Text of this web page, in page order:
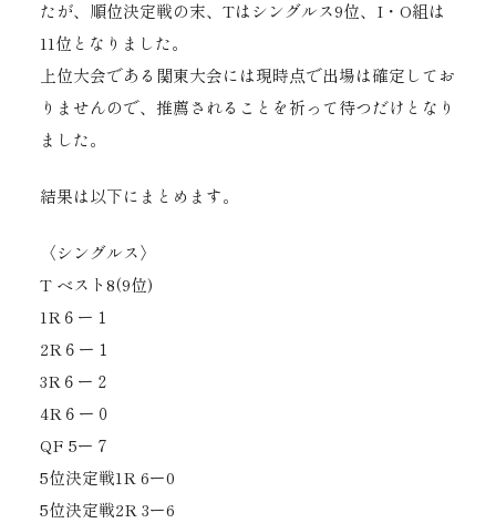
たが、順位決定戦の末、Tはシングルス9位、I・O組は
11位となりました。
上位大会である関東大会には現時点で出場は確定してお
りませんので、推薦されることを祈って待つだけとなり
ました。
結果は以下にまとめます。
〈シングルス〉
T ベスト8(9位)
1R６ー１
2R６ー１
3R６ー２
4R６ー０
QF 5ー７
5位決定戦1R 6ー0
5位決定戦2R 3ー6